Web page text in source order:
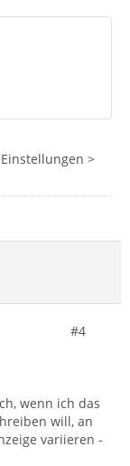
>
#4
wenn ich das
will, an
variieren -